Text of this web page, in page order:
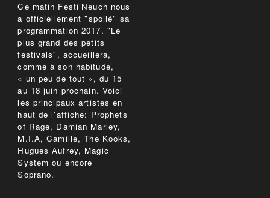
Ce matin Festi’Neuch nous
a officiellement "spoilé" sa
programmation 2017. "Le
plus grand des petits
festivals", accueillera,
comme à son habitude,
« un peu de tout », du 15
au 18 juin prochain. Voici
les principaux artistes en
haut de l'affiche: Prophets
of Rage, Damian Marley,
M.I.A, Camille, The Kooks,
Hugues Aufrey, Magic
System ou encore
Soprano.